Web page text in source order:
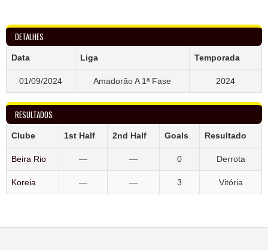
DETALHES
Data Liga Temporada
01/09/2024 Amadorão A 1ª Fase 2024
RESULTADOS
Clube 1st Half 2nd Half Goals Resultado
Beira Rio — — 0 Derrota
Koreia — — 3 Vitória